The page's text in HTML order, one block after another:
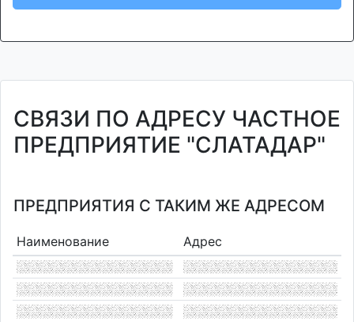
СВЯЗИ ПО АДРЕСУ ЧАСТНОЕ
ПРЕДПРИЯТИЕ "СЛАТАДАР"
ПРЕДПРИЯТИЯ С ТАКИМ ЖЕ АДРЕСОМ
Наименование Адрес